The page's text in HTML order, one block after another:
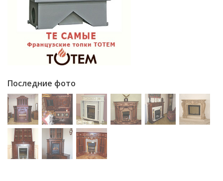
Последние фото